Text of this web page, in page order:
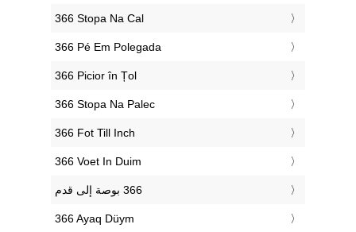
‎366 Stopa Na Cal
‎366 Pé Em Polegada
‎366 Picior în Țol
‎366 Stopa Na Palec
‎366 Fot Till Inch
‎366 Voet In Duim
‎366 Ayaq Düym